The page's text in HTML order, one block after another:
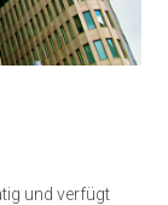
und verfügt